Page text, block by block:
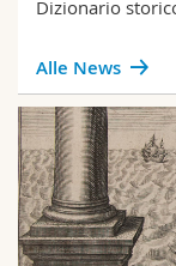
Dizionario
Alle News